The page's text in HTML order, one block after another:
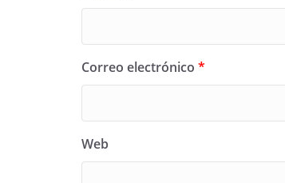
Correo electrónico *
Web